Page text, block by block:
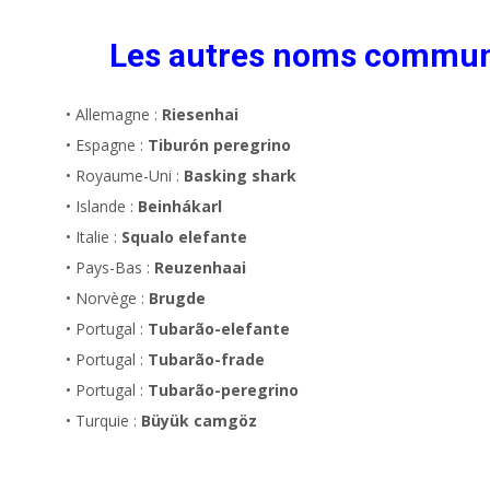
Les autres noms
• Allemagne : Riesenhai
• Espagne : Tiburón peregrino
• Royaume-Uni : Basking shark
• Islande : Beinhákarl
• Italie : Squalo elefante
• Pays-Bas : Reuzenhaai
• Norvège : Brugde
• Portugal : Tubarão-elefante
• Portugal : Tubarão-frade
• Portugal : Tubarão-peregrino
• Turquie : Büyük camgöz